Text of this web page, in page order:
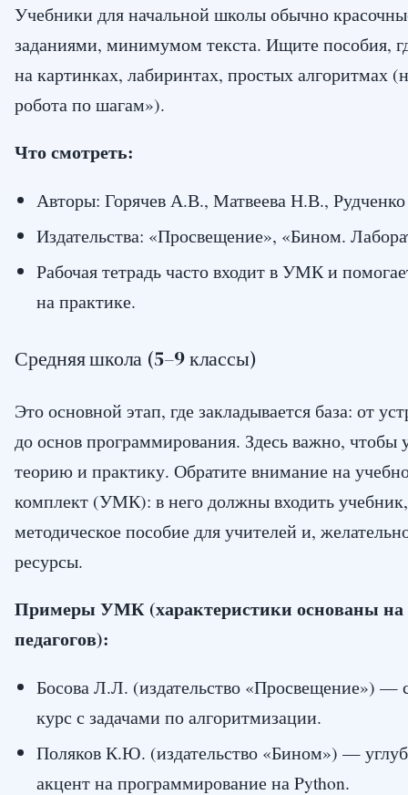
Учебники для начальной школы обычно
заданиями, минимумом текста. Ищите пособия,
на картинках, лабиринтах, простых алгоритмах
робота по шагам»).
Что смотреть:
Авторы: Горячев А.В., Матвеева Н.В.,
Издательства: «Просвещение», «Бином.
Рабочая тетрадь часто входит в УМК и
на практике.
Средняя школа (5–9 классы)
Это основной этап, где закладывается база: от
до основ программирования. Здесь важно, чтобы
теорию и практику. Обратите внимание на
комплект (УМК): в него должны входить учебник,
методическое пособие для учителей и,
ресурсы.
Примеры УМК (характеристики основаны на
педагогов):
Босова Л.Л. (издательство «Просвещение») —
курс с задачами по алгоритмизации.
Поляков К.Ю. (издательство «Бином») —
акцент на программирование на Python.